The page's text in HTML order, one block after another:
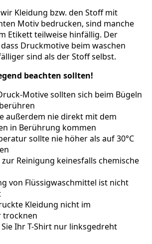
Kleidung bzw. den Stoff mit
Motiv bedrucken, sind manche
Etikett teilweise hinfällig. Der
Druckmotive beim waschen
sind als der Stoff selbst.
beachten sollten!
Motive sollten sich beim Bügeln
außerdem nie direkt mit dem
in Berührung kommen
sollte nie höher als auf 30°C
zur Reinigung keinesfalls chemische
von Flüssigwaschmittel ist nicht
Kleidung nicht im
trocknen
Ihr T-Shirt nur linksgedreht